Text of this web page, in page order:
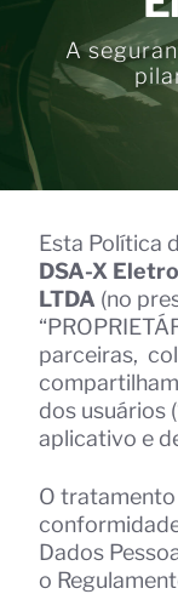
A
Esta Política
DSA-X
LTDA (no
parceiras,
dos usuários
aplicativo e
O
Dados
o